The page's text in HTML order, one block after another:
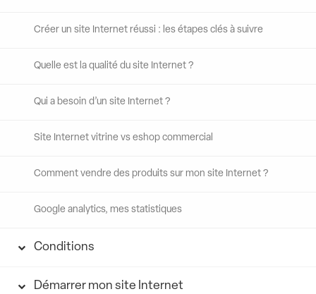
Créer un site Internet réussi : les étapes clés à suivre
Quelle est la qualité du site Internet ?
Qui a besoin d’un site Internet ?
Site Internet vitrine vs eshop commercial
Comment vendre des produits sur mon site Internet ?
Google analytics, mes statistiques
Conditions
Démarrer mon site Internet